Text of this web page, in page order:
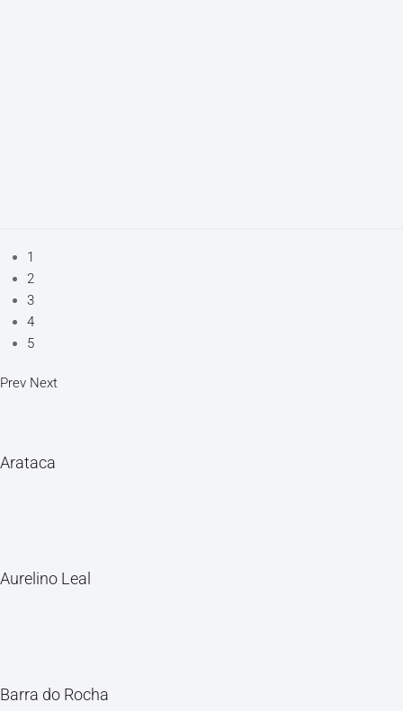
1
2
3
4
5
Prev Next
Arataca
Aurelino Leal
Barra do Rocha